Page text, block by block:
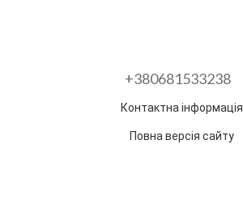
+380681533238
Контактна інформація
Повна версія сайту